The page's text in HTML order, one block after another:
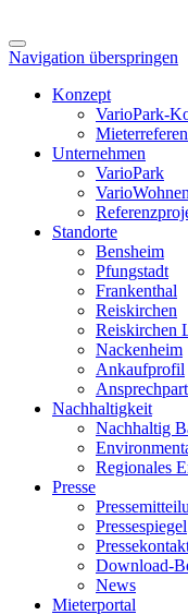
Navigation überspringen
Konzept
VarioPark-
Unternehmen
VarioPark
VarioWohnen
Standorte
Bensheim
Pfungstadt
Frankenthal
Reiskirchen
Reiskirchen
Nackenheim
Ankaufprofil
Nachhaltigkeit
Nachhaltig
Regionales
Presse
Pressespiegel
Download-
News
Mieterportal